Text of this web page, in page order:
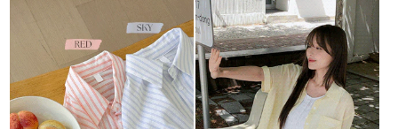
CATEGORY COMMUNITY
도착보장⚡
인플루언서 pick!
ALL
익스클루시브